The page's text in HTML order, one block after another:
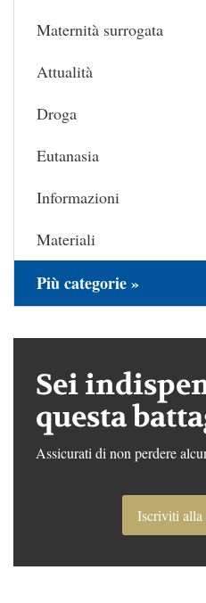
Maternità surrogata
Attualità
Droga
Eutanasia
Informazioni
Materiali
Più categorie »
Sei
questa
Assicurati di non perdere
Iscriviti alla